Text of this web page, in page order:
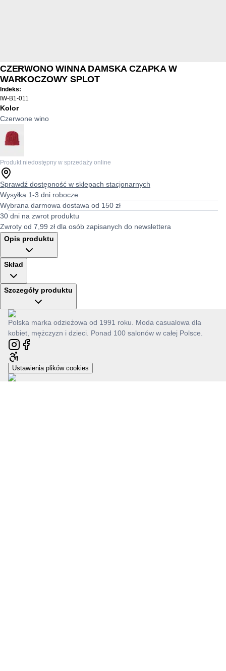
CZERWONO WINNA DAMSKA CZAPKA W
WARKOCZOWY SPLOT
Indeks:
IW-B1-011
Kolor
Czerwone wino
Produkt niedostępny w sprzedaży online
Sprawdź dostępność w sklepach stacjonarnych
Wysyłka 1-3 dni robocze
Wybrana darmowa dostawa od 150 zł
30 dni na zwrot produktu
Zwroty od 7,99 zł dla osób zapisanych do newslettera
Opis produktu
Skład
Szczegóły produktu
Polska marka odzieżowa od 1991 roku. Moda casualowa dla
kobiet, mężczyzn i dzieci. Ponad 100 salonów w całej Polsce.
Ustawienia plików cookies